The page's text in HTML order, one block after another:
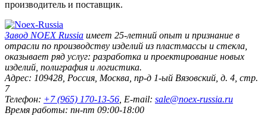
производитель и поставщик.
Завод NOEX Russia имеет 25-летний опыт и признание в
отрасли по производству изделий из пластмассы и стекла,
оказывает ряд услуг: разработка и проектирование новых
изделий, полиграфия и логистика.
Адрес: 109428, Россия, Москва, пр-д 1-ый Вязовский, д. 4, стр.
7
Телефон: +7 (965) 170-13-56, E-mail: sale@noex-russia.ru
Время работы: пн-пт 09:00-18:00